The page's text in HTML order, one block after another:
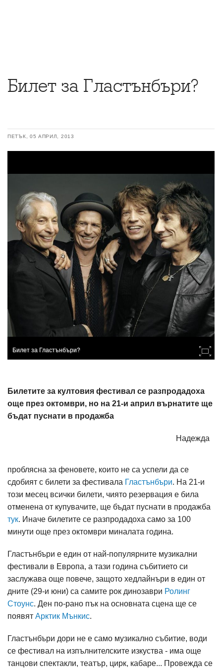
Билет за Гластънбъри?
ПЕТЪК, 05 АПРИЛ, 2013
Билет за Гластънбъри?
Билетите за култовия фестивал се разпродадоха
още през октомври, но на 21-и април върнатите ще
бъдат пуснати в продажба
Надежда
проблясна за феновете, които не са успели да се
сдобият с билети за фестивала Гластънбъри. На 21-и
този месец всички билети, чиято резервация е била
отменена от купувачите, ще бъдат пуснати в продажба
тук. Иначе билетите се разпродадоха само за 100
минути още през октомври миналата година.
Гластънбъри е един от най-популярните музикални
фестивали в Европа, а тази година събитието си
заслужава още повече, защото хедлайнъри в един от
дните (29-и юни) са самите рок динозаври Ролинг
Стоунс. Ден по-рано пък на основната сцена ще се
появят Арктик Мънкис.
Гластънбъри дори не е само музикално събитие, води
се фестивал на изпълнителските изкуства - има още
танцови спектакли, театър, цирк, кабаре... Провежда се